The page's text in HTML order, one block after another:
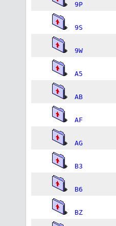
9P
9S
9W
A5
AB
AF
AG
B3
B6
BZ